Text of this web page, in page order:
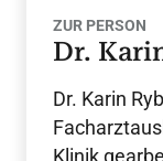
ZUR PERSON
Dr.
Dr. Karin
Klinik